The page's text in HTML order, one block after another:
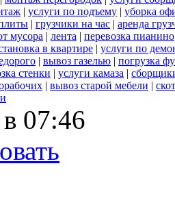
| услуги по подъему | уборка
| грузчики на час | аренда
мусора | лента | перевозка пианино
в квартире | услуги по
| вывоз газелью | погрузка
стенки | услуги камаза |
| вывоз старой мебели |
07:46